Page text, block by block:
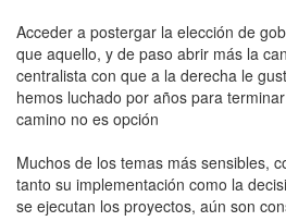
Acceder a postergar la elección de
que aquello, y de paso abrir más la
centralista con que a la derecha le
hemos luchado por años para
camino no es opción
Muchos de los temas más sensibles,
tanto su implementación como la
se ejecutan los proyectos, aún son